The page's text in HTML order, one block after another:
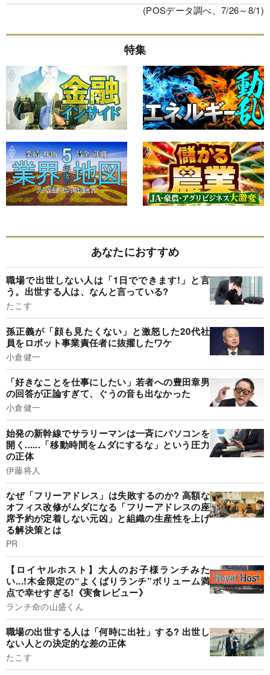
(POSデータ調べ、7/26～8/1)
特集
あなたにおすすめ
職場で出世しない人は「1日でできます!」と言
う。出世する人は、なんと言っている?
たこす
孫正義が「顔も見たくない」と激怒した20代社
員をロボット事業責任者に抜擢したワケ
小倉健一
「好きなことを仕事にしたい」若者への豊田章男
の回答が正論すぎて、ぐうの音も出なかった
小倉健一
始発の新幹線でサラリーマンは一斉にパソコンを
開く......「移動時間をムダにするな」という圧力
の正体
伊藤将人
なぜ「フリーアドレス」は失敗するのか? 高額な
オフィス改修がムダになる「フリーアドレスの座
席予約が定着しない元凶」と組織の生産性を上げ
る解決策とは
PR
【ロイヤルホスト】大人のお子様ランチみた
い...!木金限定の“よくばりランチ”ボリューム満
点で幸せすぎる!《実食レビュー》
ランチ命の山盛くん
職場の出世する人は「何時に出社」する? 出世し
ない人との決定的な差の正体
たこす